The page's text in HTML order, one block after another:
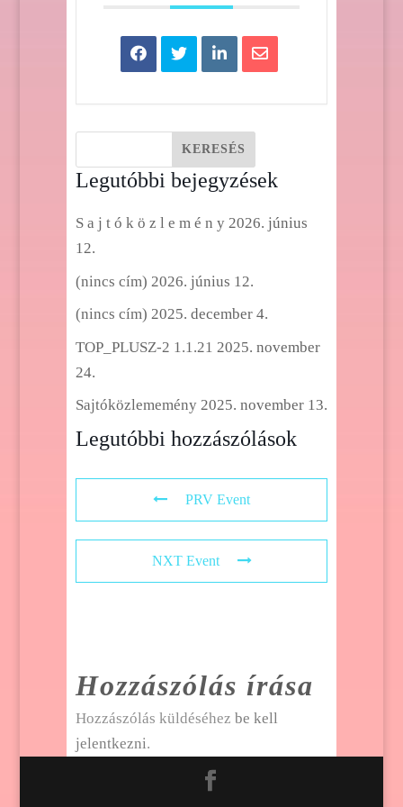
Legutóbbi bejegyzések
S a j t ó k ö z l e m é n y 2026. június
12.
(nincs cím) 2026. június 12.
(nincs cím) 2025. december 4.
TOP_PLUSZ-2 1.1.21 2025. november
24.
Sajtóközlememény 2025. november 13.
Legutóbbi hozzászólások
PRV Event
NXT Event
Hozzászólás írása
Hozzászólás küldéséhez be kell
jelentkezni.